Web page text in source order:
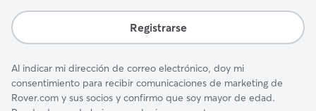
Registrarse
Al indicar mi dirección de correo electrónico, doy mi
consentimiento para recibir comunicaciones de marketing de
Rover.com y sus socios y confirmo que soy mayor de edad.